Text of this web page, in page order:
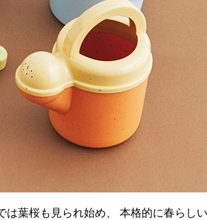
葉桜も見られ始め、 本格的に春ら